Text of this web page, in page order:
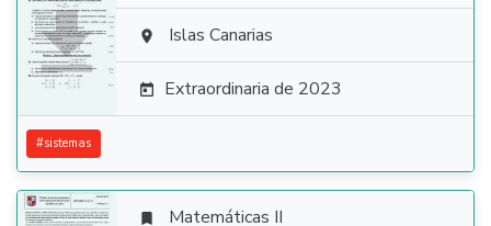
  Islas Canarias
 Extraordinaria de 2023
#sistemas
 Matemáticas II